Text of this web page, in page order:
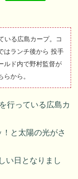
いる広島カープ。コ
はランチ後から 投手
ルド内で野村監督が
から。
行っている広島カ
と太陽の光がさ
い日となりまし